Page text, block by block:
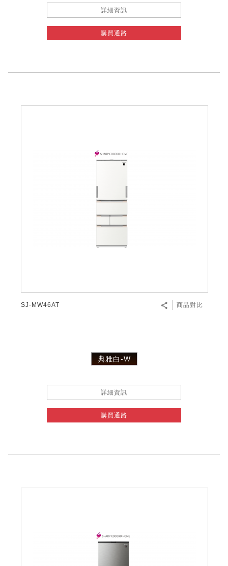
詳細資訊
購買通路
SJ-MW46AT 商品對比
典雅白-W
詳細資訊
購買通路